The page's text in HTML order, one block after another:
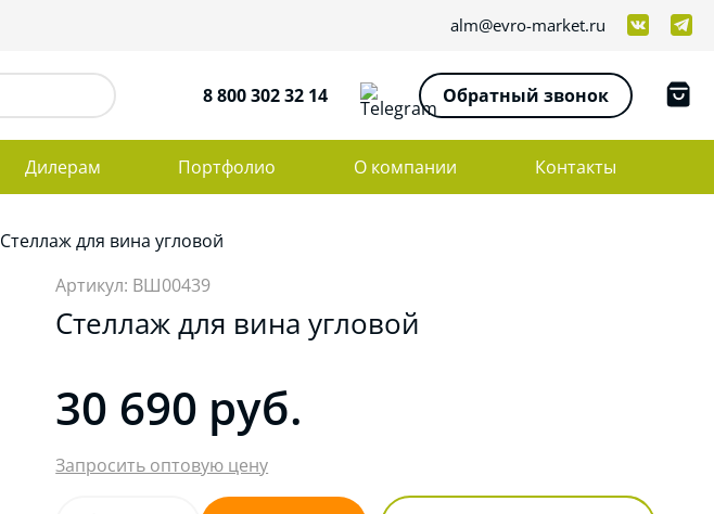
alm@evro-market.ru
8 800 302 32 14 Обратный звонок
Дилерам Портфолио О компании Контакты
Стеллаж для вина угловой
Артикул: ВШ00439
Стеллаж для вина угловой
30 690 руб.
Запросить оптовую цену